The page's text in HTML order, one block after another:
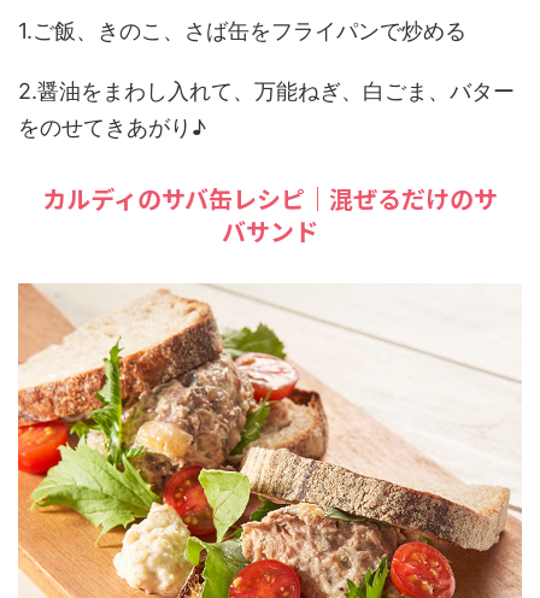
1.ご飯、きのこ、さば缶をフライパンで炒める
2.醤油をまわし入れて、万能ねぎ、白ごま、バター
をのせてきあがり♪
カルディのサバ缶レシピ｜混ぜるだけのサ
バサンド